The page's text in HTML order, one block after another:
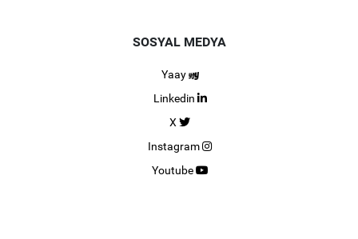
SOSYAL MEDYA
Yaay
Linkedin
X
Instagram
Youtube